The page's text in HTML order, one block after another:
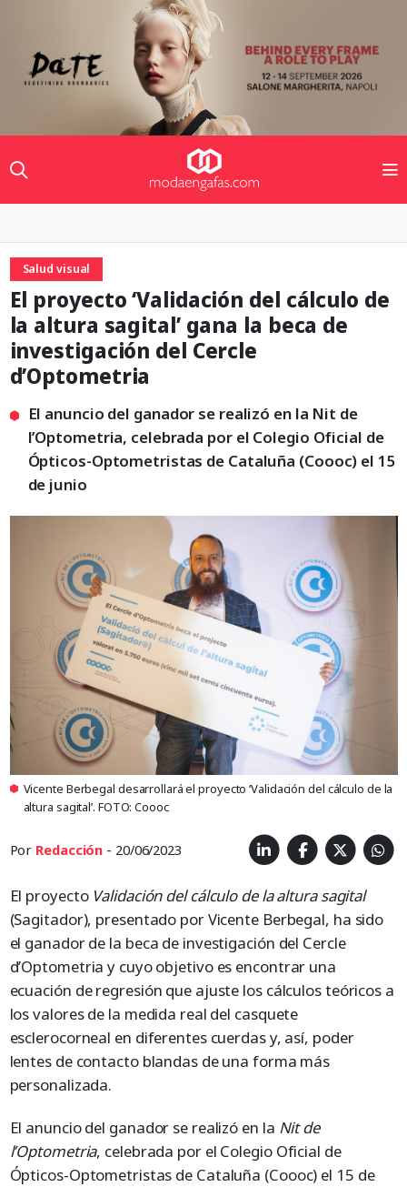
Salud visual
El proyecto ‘Validación del cálculo de
la altura sagital’ gana la beca de
investigación del Cercle
d’Optometria
El anuncio del ganador se realizó en la Nit de
l’Optometria, celebrada por el Colegio Oficial de
Ópticos-Optometristas de Cataluña (Coooc) el 15
de junio
Vicente Berbegal desarrollará el proyecto ‘Validación del cálculo de la
altura sagital’. FOTO: Coooc
Por Redacción - 20/06/2023
El proyecto Validación del cálculo de la altura sagital
(Sagitador), presentado por Vicente Berbegal, ha sido
el ganador de la beca de investigación del Cercle
d’Optometria y cuyo objetivo es encontrar una
ecuación de regresión que ajuste los cálculos teóricos a
los valores de la medida real del casquete
esclerocorneal en diferentes cuerdas y, así, poder
lentes de contacto blandas de una forma más
personalizada.
El anuncio del ganador se realizó en la Nit de
l’Optometria, celebrada por el Colegio Oficial de
Ópticos-Optometristas de Cataluña (Coooc) el 15 de